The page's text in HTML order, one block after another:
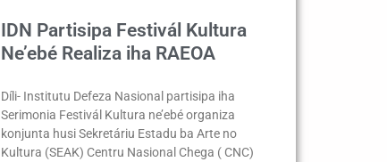
IDN Partisipa Festivál Kultura
Ne’ebé Realiza iha RAEOA
Díli- Institutu Defeza Nasional partisipa iha
Serimonia Festivál Kultura ne’ebé organiza
konjunta husi Sekretáriu Estadu ba Arte no
Kultura (SEAK) Centru Nasional Chega ( CNC)